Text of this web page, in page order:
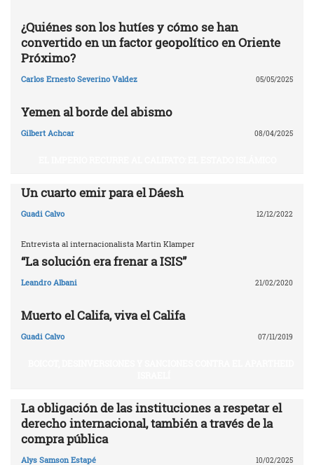
¿Quiénes son los hutíes y cómo se han
convertido en un factor geopolítico en Oriente
Próximo?
Carlos Ernesto Severino Valdez 05/05/2025
Yemen al borde del abismo
Gilbert Achcar 08/04/2025
Un cuarto emir para el Dáesh
Guadi Calvo 12/12/2022
Entrevista al internacionalista Martin Klamper
“La solución era frenar a ISIS”
Leandro Albani 21/02/2020
Muerto el Califa, viva el Califa
Guadi Calvo 07/11/2019
La obligación de las instituciones a respetar el
derecho internacional, también a través de la
compra pública
Alys Samson Estapé 10/02/2025